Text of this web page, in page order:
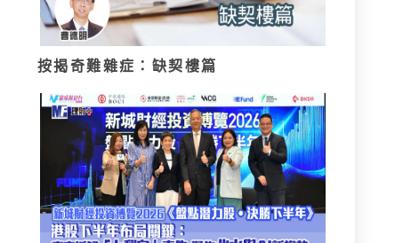
按揭奇難雜症：缺契樓篇